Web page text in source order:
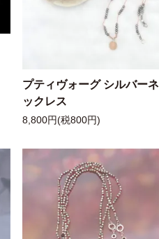
プティヴォーグ シルバーネ
ックレス
8,800円(税800円)